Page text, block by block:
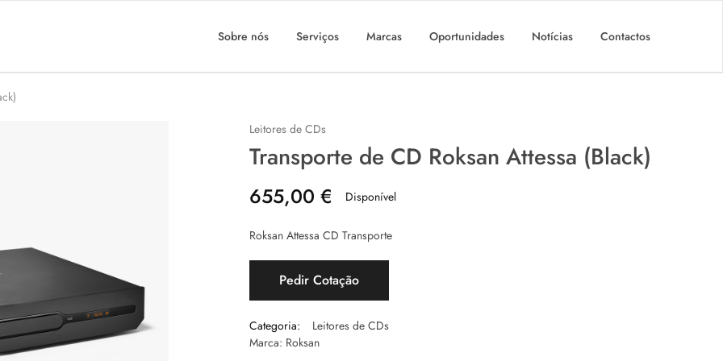
Sobre nós Serviços Marcas Oportunidades Notícias Contactos
Leitores de CDs
Transporte de CD Roksan Attessa (Black)
655,00 € Disponível
Roksan Attessa CD Transporte
Pedir Cotação
Categoria:
Leitores de CDs
Marca: Roksan